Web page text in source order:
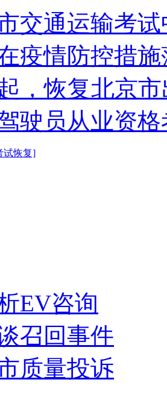
交通运输考
疫情防控措
，恢复北京
驶员从业资
试恢复]
EV咨询
召回事件
质量投诉